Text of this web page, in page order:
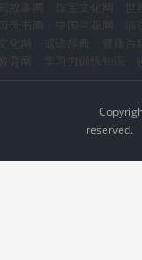
故事网 珠宝文化网
世
贝壳书画 中国兰花网
化网 成语辞典
健康百
育网 学习力训练知识